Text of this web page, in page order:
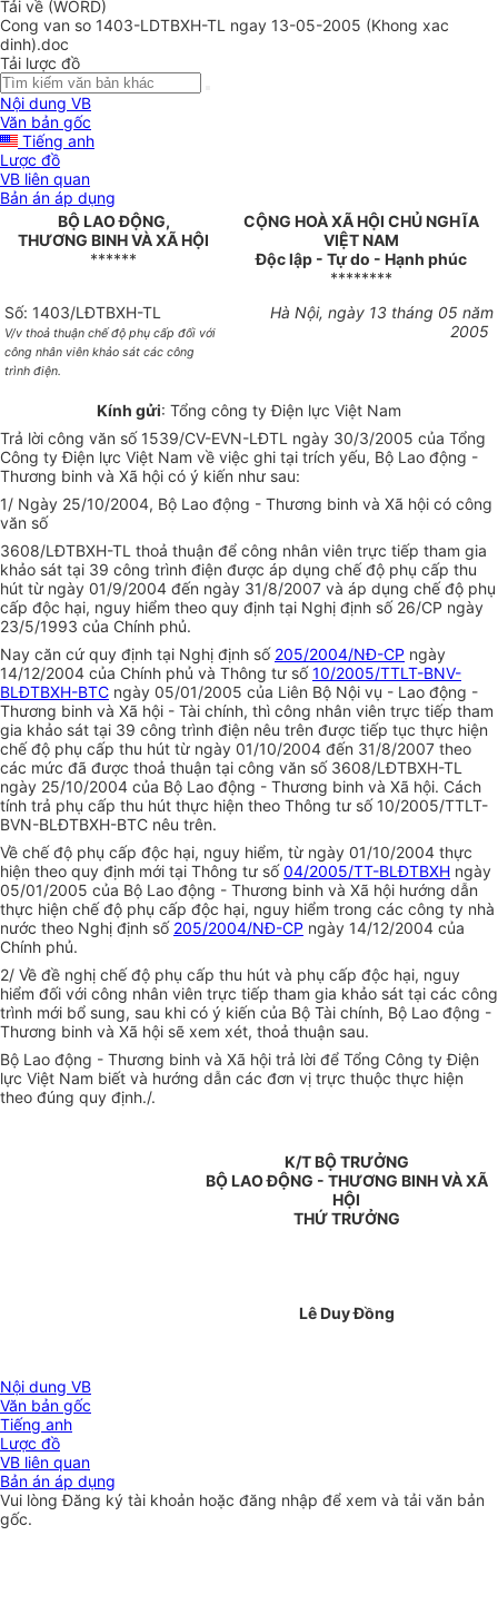
Tải về (WORD)
Cong van so 1403-LDTBXH-TL ngay 13-05-2005 (Khong xac
dinh).doc
Tải lược đồ
Nội dung VB
Văn bản gốc
Tiếng anh
Lược đồ
VB liên quan
Bản án áp dụng
BỘ LAO ĐỘNG,
THƯƠNG BINH VÀ XÃ HỘI
******
CỘNG HOÀ XÃ HỘI CHỦ NGHĨA
VIỆT NAM
Độc lập - Tự do - Hạnh phúc
********
Số: 1403/LĐTBXH-TL
V/v thoả thuận chế độ phụ cấp đối với
công nhân viên khảo sát các công
trình điện.
Hà Nội, ngày 13 tháng 05 năm
2005
Kính gửi: Tổng công ty Điện lực Việt Nam
Trả lời công văn số 1539/CV-EVN-LĐTL ngày 30/3/2005 của Tổng
Công ty Điện lực Việt Nam về việc ghi tại trích yếu, Bộ Lao động -
Thương binh và Xã hội có ý kiến như sau:
1/ Ngày 25/10/2004, Bộ Lao động - Thương binh và Xã hội có công
văn số
3608/LĐTBXH-TL thoả thuận để công nhân viên trực tiếp tham gia
khảo sát tại 39 công trình điện được áp dụng chế độ phụ cấp thu
hút từ ngày 01/9/2004 đến ngày 31/8/2007 và áp dụng chế độ phụ
cấp độc hại, nguy hiểm theo quy định tại Nghị định số 26/CP ngày
23/5/1993 của Chính phủ.
Nay căn cứ quy định tại Nghị định số 205/2004/NĐ-CP ngày
14/12/2004 của Chính phủ và Thông tư số10/2005/TTLT-BNV-
BLĐTBXH-BTC ngày 05/01/2005 của Liên Bộ Nội vụ - Lao động -
Thương binh và Xã hội - Tài chính, thì công nhân viên trực tiếp tham
gia khảo sát tại 39 công trình điện nêu trên được tiếp tục thực hiện
chế độ phụ cấp thu hút từ ngày 01/10/2004 đến 31/8/2007 theo
các mức đã được thoả thuận tại công văn số 3608/LĐTBXH-TL
ngày 25/10/2004 của Bộ Lao động - Thương binh và Xã hội. Cách
tính trả phụ cấp thu hút thực hiện theo Thông tư số 10/2005/TTLT-
BVN-BLĐTBXH-BTC nêu trên.
Về chế độ phụ cấp độc hại, nguy hiểm, từ ngày 01/10/2004 thực
hiện theo quy định mới tại Thông tư số04/2005/TT-BLĐTBXH ngày
05/01/2005 của Bộ Lao động - Thương binh và Xã hội hướng dẫn
thực hiện chế độ phụ cấp độc hại, nguy hiểm trong các công ty nhà
nước theo Nghị định số 205/2004/NĐ-CP ngày 14/12/2004 của
Chính phủ.
2/ Về đề nghị chế độ phụ cấp thu hút và phụ cấp độc hại, nguy
hiểm đối với công nhân viên trực tiếp tham gia khảo sát tại các công
trình mới bổ sung, sau khi có ý kiến của Bộ Tài chính, Bộ Lao động -
Thương binh và Xã hội sẽ xem xét, thoả thuận sau.
Bộ Lao động - Thương binh và Xã hội trả lời để Tổng Công ty Điện
lực Việt Nam biết và hướng dẫn các đơn vị trực thuộc thực hiện
theo đúng quy định./.
K/T BỘ TRƯỞNG
BỘ LAO ĐỘNG - THƯƠNG BINH VÀ XÃ
HỘI
THỨ TRƯỞNG
Lê Duy Đồng
Nội dung VB
Văn bản gốc
Tiếng anh
Lược đồ
VB liên quan
Bản án áp dụng
Vui lòngĐăng ký tài khoản hoặc đăng nhập để xem và tải văn bản
gốc.